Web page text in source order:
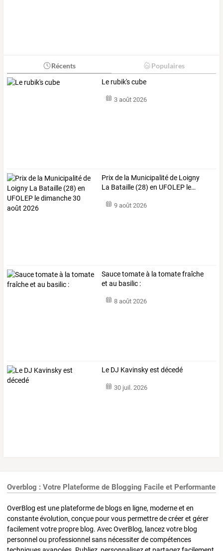
Récents Populaires
Le rubik's cube
3 août 2026
Prixde la Municipalitéde Loigny
La Bataille (28) en UFOLEP le…
9 août 2026
Sauce tomate à la tomate fraîche
et au basilic :
8 août 2026
Le DJ Kavinsky est décedé
30 juil. 2026
Overblog : Votre Plateforme de Blogging Facile et Performante
OverBlog est une plateforme de blogs en ligne, moderne et en
constante évolution, conçue pour vous permettre de créer et gérer
facilement votre propre blog. Avec OverBlog, lancez votre blog
personnel ou professionnel sans nécessiter de compétences